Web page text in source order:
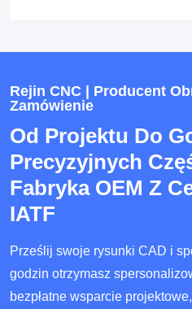
Rejin CNC | Producent
Zamówienie
Od Projektu Do
Precyzyjnych
Fabryka OEM Z
IATF
Prześlij swoje rysunki CAD i
godzin otrzymasz
bezpłatne wsparcie